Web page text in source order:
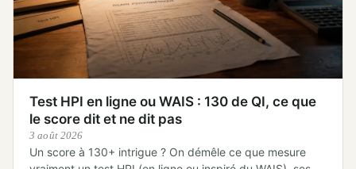
Test HPI en ligne ou WAIS : 130 de QI, ce que
le score dit et ne dit pas
3 août 2026
Un score à 130+ intrigue ? On démêle ce que mesure